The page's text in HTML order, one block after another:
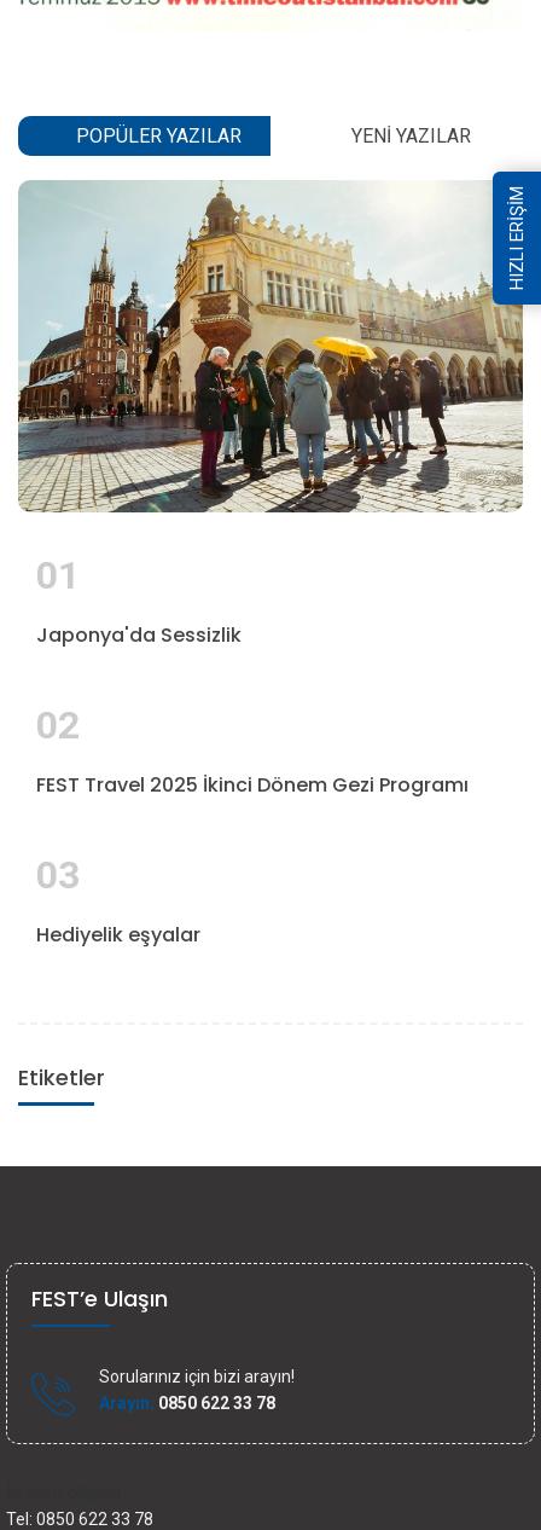
POPÜLER YAZILAR YENI YAZILAR
01
Japonya'da Sessizlik
02
FEST Travel 2025 İkinci Dönem Gezi Programı
03
Hediyelik eşyalar
Etiketler
HIZLI ERİŞİM
FEST’e Ulaşın
Sorularınız için bizi arayın!
Arayın: 0850 622 33 78
Tel: 0850 622 33 78